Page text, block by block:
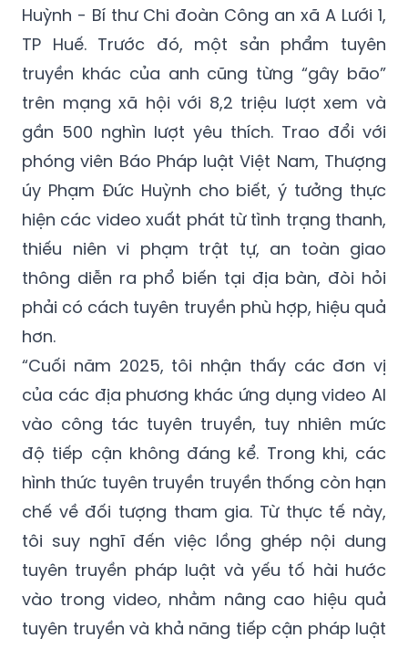
Huỳnh - Bí thư Chi đoàn Công an xã A Lưới 1,
TP Huế. Trước đó, một sản phẩm tuyên
truyền khác của anh cũng từng “gây bão”
trên mạng xã hội với 8,2 triệu lượt xem và
gần 500 nghìn lượt yêu thích. Trao đổi với
phóng viên Báo Pháp luật Việt Nam, Thượng
úy Phạm Đức Huỳnh cho biết, ý tưởng thực
hiện các video xuất phát từ tình trạng thanh,
thiếu niên vi phạm trật tự, an toàn giao
thông diễn ra phổ biến tại địa bàn, đòi hỏi
phải có cách tuyên truyền phù hợp, hiệu quả
hơn.
“Cuối năm 2025, tôi nhận thấy các đơn vị
của các địa phương khác ứng dụng video AI
vào công tác tuyên truyền, tuy nhiên mức
độ tiếp cận không đáng kể. Trong khi, các
hình thức tuyên truyền truyền thống còn hạn
chế về đối tượng tham gia. Từ thực tế này,
tôi suy nghĩ đến việc lồng ghép nội dung
tuyên truyền pháp luật và yếu tố hài hước
vào trong video, nhằm nâng cao hiệu quả
tuyên truyền và khả năng tiếp cận pháp luật